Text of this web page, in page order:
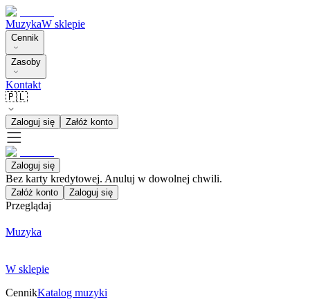
MuzykaW sklepie
Cennik
Zasoby
Kontakt
🇵🇱
Zaloguj się Załóż konto
Zaloguj się
Bez karty kredytowej. Anuluj w dowolnej chwili.
Załóż konto Zaloguj się
Przeglądaj
Muzyka
W sklepie
CennikKatalog muzyki